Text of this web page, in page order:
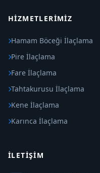
HIZMETLERIMIZ
Hamam Böceği İlaçlama
Pire İlaçlama
Fare İlaçlama
Tahtakurusu İlaçlama
Kene İlaçlama
Karınca İlaçlama
İLETIŞIM